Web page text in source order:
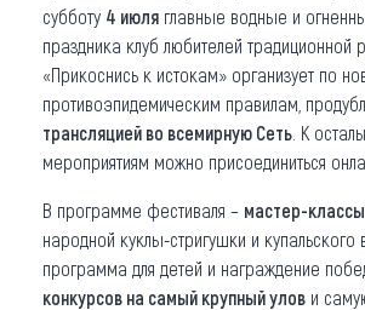
субботу 4 июля главные водные и
праздника клуб любителей традиционной
«Прикоснись к истокам» организует по
противоэпидемическим правилам,
трансляцией во всемирную Сеть . К
мероприятиям можно присоединиться
В программе фестиваля – мастер-классы
народной куклы-стригушки и купальского
программа для детей и награждение
конкурсов на самый крупный улов и